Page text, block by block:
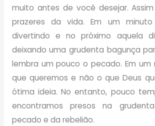
muito antes de você desejar.
prazeres da vida. Em um
divertindo e no próximo aquela
deixando uma grudenta bagunça
lembra um pouco o pecado. Em um
que queremos e não o que Deus
ótima ideia. No entanto, pouco
encontramos presos na
pecado e da rebelião.